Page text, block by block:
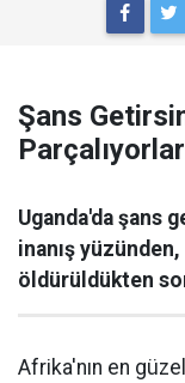
Şans
Parçalıyorlar
Uganda'da şans
inanış
öldürüldükten
Afrika'nın en